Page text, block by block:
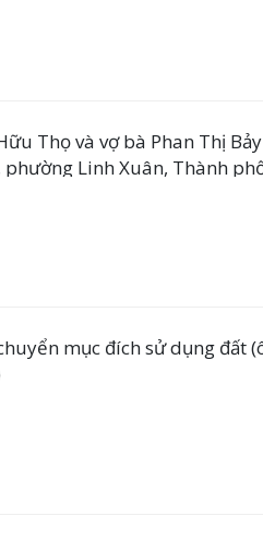
Thọ và vợ bà Phan Thị
Linh Xuân, Thành
dụng đối với phần diện tích
mục đích sử dụng đất